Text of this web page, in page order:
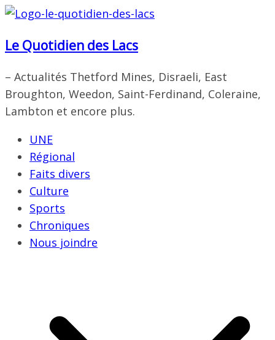
Passer
contenu
Le Quotidien des Lacs
– Actualités Thetford Mines, Disraeli, East
Broughton, Weedon, Saint-Ferdinand, Coleraine,
Lambton et encore plus.
UNE
Régional
Faits divers
Culture
Sports
Chroniques
Nous joindre